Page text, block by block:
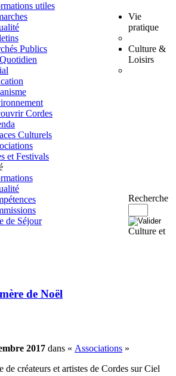
utiles
Publics
Vie
pratique
Culture &
Loisirs
Cordes
Culturels
et Festivals
de Séjour
Recherche
Culture et
de Noël
2017 dans « Associations »
de créateurs et artistes de Cordes sur Ciel